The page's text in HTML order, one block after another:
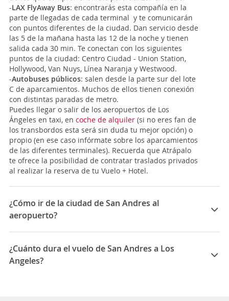
-LAX FlyAway Bus: encontrarás esta compañía en la
parte de llegadas de cada terminal y te comunicarán
con puntos diferentes de la ciudad. Dan servicio desde
las 5 de la mañana hasta las 12 de la noche y tienen
salida cada 30 min. Te conectan con los siguientes
puntos de la ciudad: Centro Ciudad - Union Station,
Hollywood, Van Nuys, Línea Naranja y Westwood.
-Autobuses públicos: salen desde la parte sur del lote
C de aparcamientos. Muchos de ellos tienen conexión
con distintas paradas de metro.
Puedes llegar o salir de los aeropuertos de Los
Ángeles en taxi, en coche de alquiler (si no eres fan de
los transbordos esta será sin duda tu mejor opción) o
propio (en ese caso infórmate sobre los aparcamientos
de las diferentes terminales). Recuerda que Atrápalo
te ofrece la posibilidad de contratar traslados privados
al realizar la reserva de tu Vuelo + Hotel.
¿Cómo ir de la ciudad de San Andres al
aeropuerto?
El Aeropuerto Internacional Gustavo Rojas Pinilla se
encuentra al norte de la isla de San Andrés y une el
archipiélago de San Andrés, Providencia y Santa
Catalina con el territorio continental de Colombia. Te
¿Cuánto dura el vuelo de San Andres a Los
Angeles?